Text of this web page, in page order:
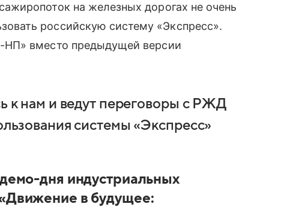
на железных дорогах не очень
российскую систему «Экспресс».
НП» вместо предыдущей версии
к нам и ведут переговоры с РЖД
системы «Экспресс»
дня индустриальных
в будущее: